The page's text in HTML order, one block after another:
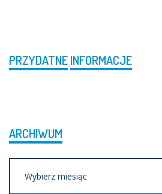
PRZYDATNEINFORMACJE
ARCHIWUM